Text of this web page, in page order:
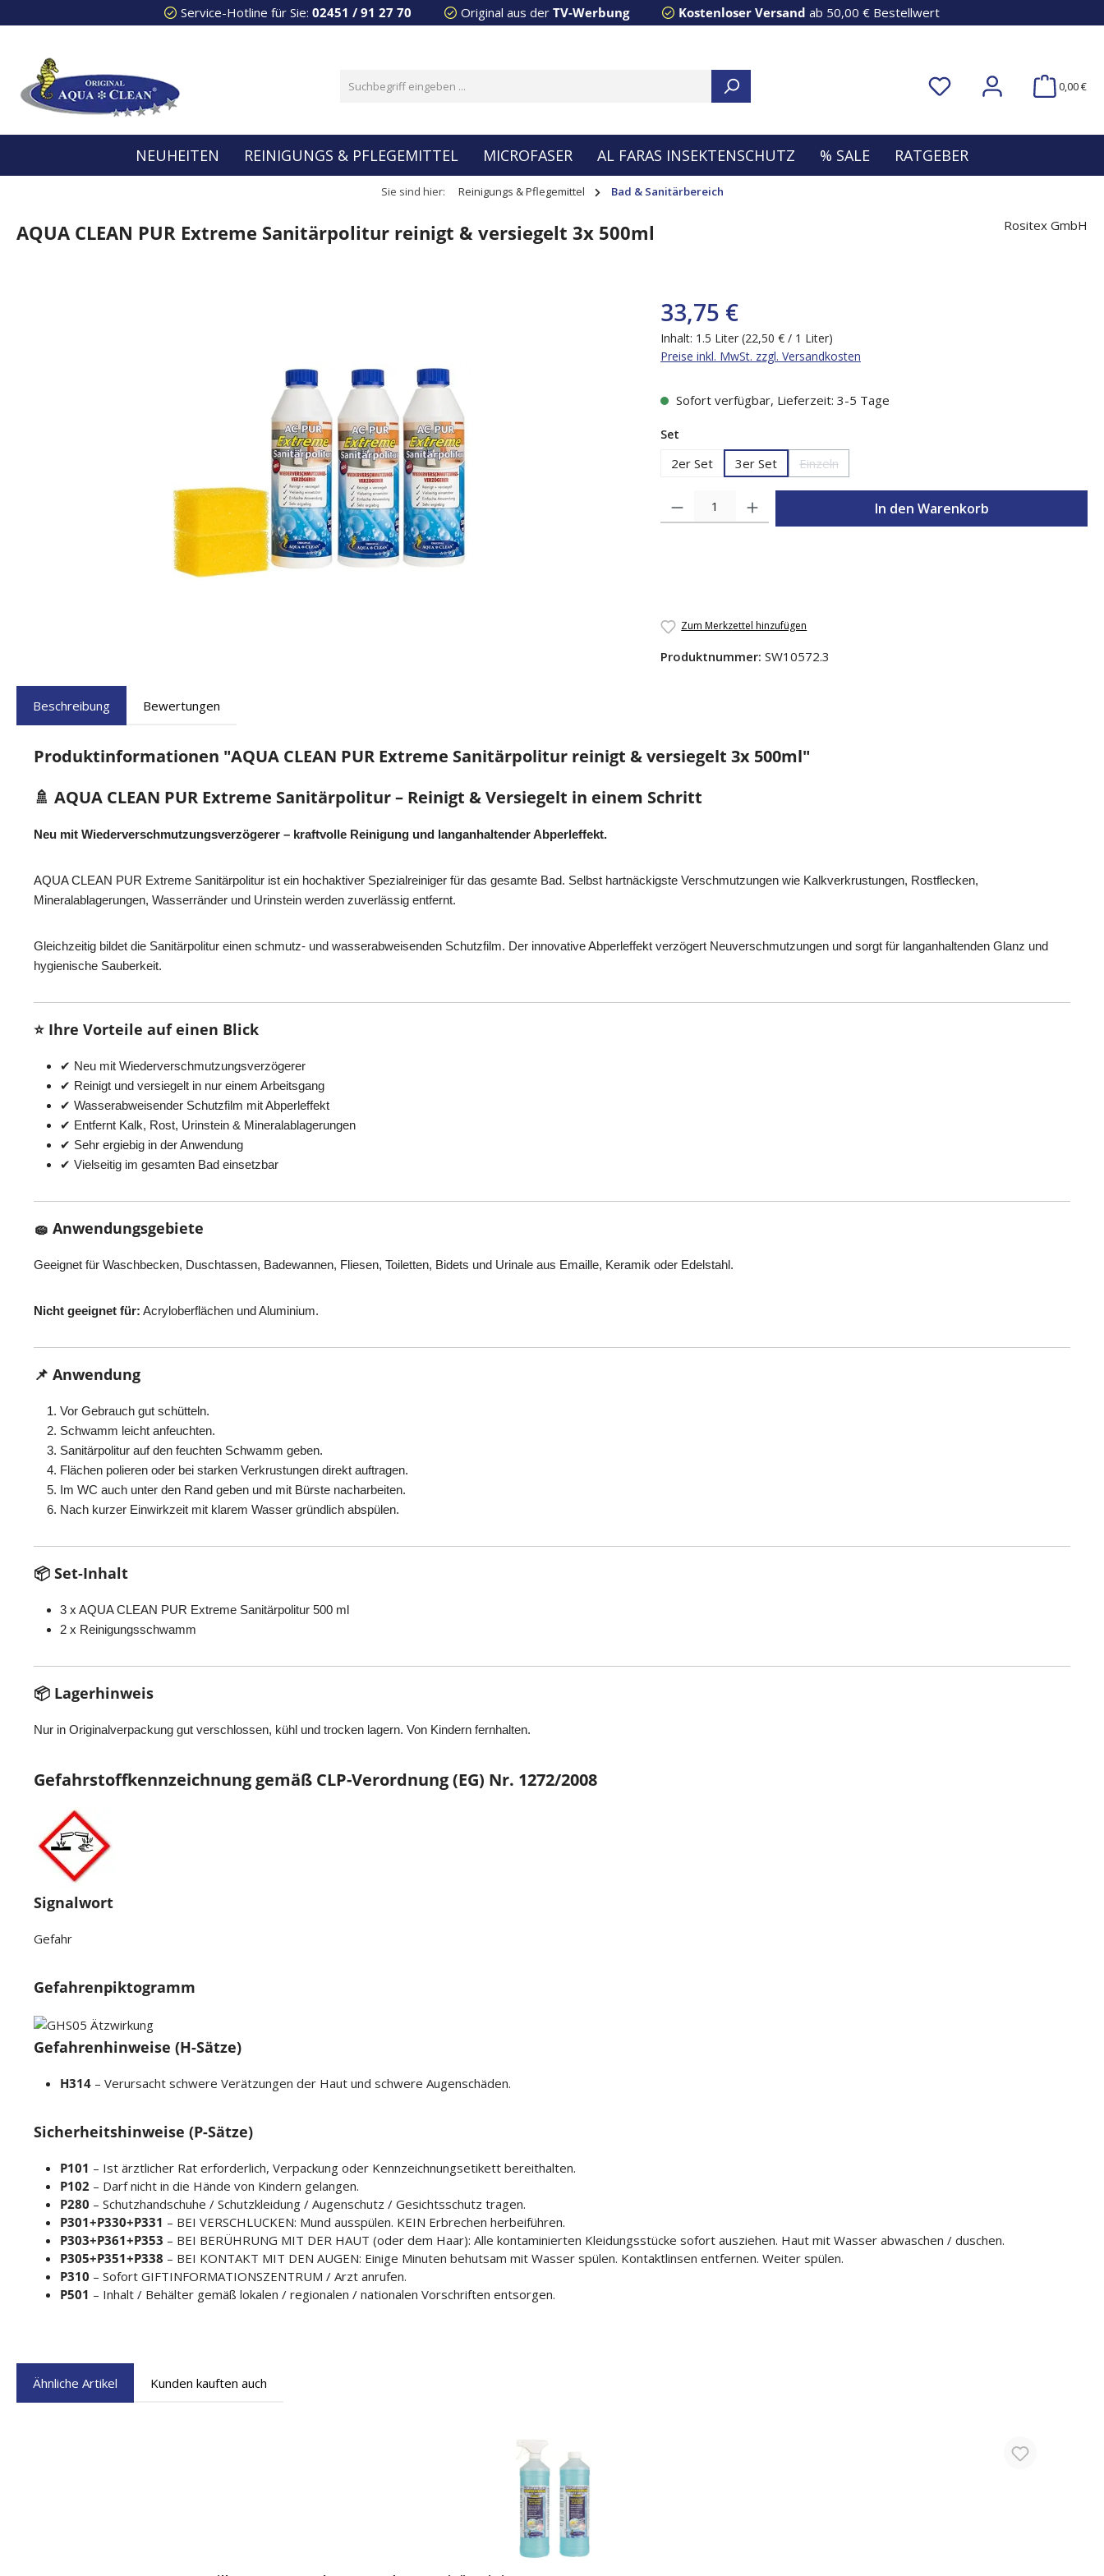
Zur Hauptnavigation springenService-Hotline für Sie: 02451 / 91 27 70 Original aus der TV-Werbung Kostenloser Versand ab 50,00 € Bestellwert
0,00 €
NEUHEITEN REINIGUNGS & PFLEGEMITTEL MICROFASER AL FARAS INSEKTENSCHUTZ % SALE RATGEBER
Sie sind hier: Reinigungs & Pflegemittel Bad & Sanitärbereich
AQUA CLEAN PUR Extreme Sanitärpolitur reinigt & versiegelt 3x 500ml Rositex GmbH
33,75 €
Inhalt: 1.5 Liter (22,50 € / 1 Liter)
Preise inkl. MwSt. zzgl. Versandkosten
Sofort verfügbar, Lieferzeit: 3-5 Tage
Set
2er Set 3er Set Einzeln
(Diese Option ist zurzeit nicht verfügbar.)
Produkt Anzahl: Gib den gewünschten Wert ein oder benutze die Schaltflächen
In den Warenkorb
Zum Merkzettel hinzufügen
Produktnummer: SW10572.3
Beschreibung Bewertungen
Produktinformationen "AQUA CLEAN PUR Extreme Sanitärpolitur reinigt & versiegelt 3x 500ml"
🚿 AQUA CLEAN PUR Extreme Sanitärpolitur – Reinigt & Versiegelt in einem Schritt
Neu mit Wiederverschmutzungsverzögerer – kraftvolle Reinigung und langanhaltender Abperleffekt.
AQUA CLEAN PUR Extreme Sanitärpolitur ist ein hochaktiver Spezialreiniger für das gesamte Bad. Selbst hartnäckigste Verschmutzungen wie Kalkverkrustungen, Rostflecken,
Mineralablagerungen, Wasserränder und Urinstein werden zuverlässig entfernt.
Gleichzeitig bildet die Sanitärpolitur einen schmutz- und wasserabweisenden Schutzfilm. Der innovative Abperleffekt verzögert Neuverschmutzungen und sorgt für langanhaltenden Glanz und
hygienische Sauberkeit.
⭐ Ihre Vorteile auf einen Blick
✔ Neu mit Wiederverschmutzungsverzögerer
✔ Reinigt und versiegelt in nur einem Arbeitsgang
✔ Wasserabweisender Schutzfilm mit Abperleffekt
✔ Entfernt Kalk, Rost, Urinstein & Mineralablagerungen
✔ Sehr ergiebig in der Anwendung
✔ Vielseitig im gesamten Bad einsetzbar
🧽 Anwendungsgebiete
Geeignet für Waschbecken, Duschtassen, Badewannen, Fliesen, Toiletten, Bidets und Urinale aus Emaille, Keramik oder Edelstahl.
Nicht geeignet für: Acryloberflächen und Aluminium.
📌 Anwendung
Vor Gebrauch gut schütteln.
Schwamm leicht anfeuchten.
Sanitärpolitur auf den feuchten Schwamm geben.
Flächen polieren oder bei starken Verkrustungen direkt auftragen.
Im WC auch unter den Rand geben und mit Bürste nacharbeiten.
Nach kurzer Einwirkzeit mit klarem Wasser gründlich abspülen.
📦 Set-Inhalt
3 x AQUA CLEAN PUR Extreme Sanitärpolitur 500 ml
2 x Reinigungsschwamm
📦 Lagerhinweis
Nur in Originalverpackung gut verschlossen, kühl und trocken lagern. Von Kindern fernhalten.
Gefahrstoffkennzeichnung gemäß CLP-Verordnung (EG) Nr. 1272/2008
Signalwort
Gefahr
Gefahrenpiktogramm
Gefahrenhinweise (H-Sätze)
H314 – Verursacht schwere Verätzungen der Haut und schwere Augenschäden.
Sicherheitshinweise (P-Sätze)
P101 – Ist ärztlicher Rat erforderlich, Verpackung oder Kennzeichnungsetikett bereithalten.
P102 – Darf nicht in die Hände von Kindern gelangen.
P280 – Schutzhandschuhe / Schutzkleidung / Augenschutz / Gesichtsschutz tragen.
P301+P330+P331 – BEI VERSCHLUCKEN: Mund ausspülen. KEIN Erbrechen herbeiführen.
P303+P361+P353 – BEI BERÜHRUNG MIT DER HAUT (oder dem Haar): Alle kontaminierten Kleidungsstücke sofort ausziehen. Haut mit Wasser abwaschen / duschen.
P305+P351+P338 – BEI KONTAKT MIT DEN AUGEN: Einige Minuten behutsam mit Wasser spülen. Kontaktlinsen entfernen. Weiter spülen.
P310 – Sofort GIFTINFORMATIONSZENTRUM / Arzt anrufen.
P501 – Inhalt / Behälter gemäß lokalen / regionalen / nationalen Vorschriften entsorgen.
Ähnliche Artikel Kunden kauften auch